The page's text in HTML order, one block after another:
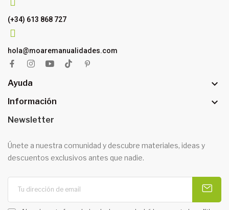
(+34) 613 868 727
hola@moaremanualidades.com
Ayuda 
Información 
Newsletter
Únete a nuestra comunidad y descubre materiales, ideas y
descuentos exclusivos antes que nadie.